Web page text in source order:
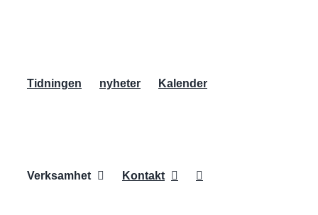
Tidningen nyheter Kalender
Verksamhet Kontakt